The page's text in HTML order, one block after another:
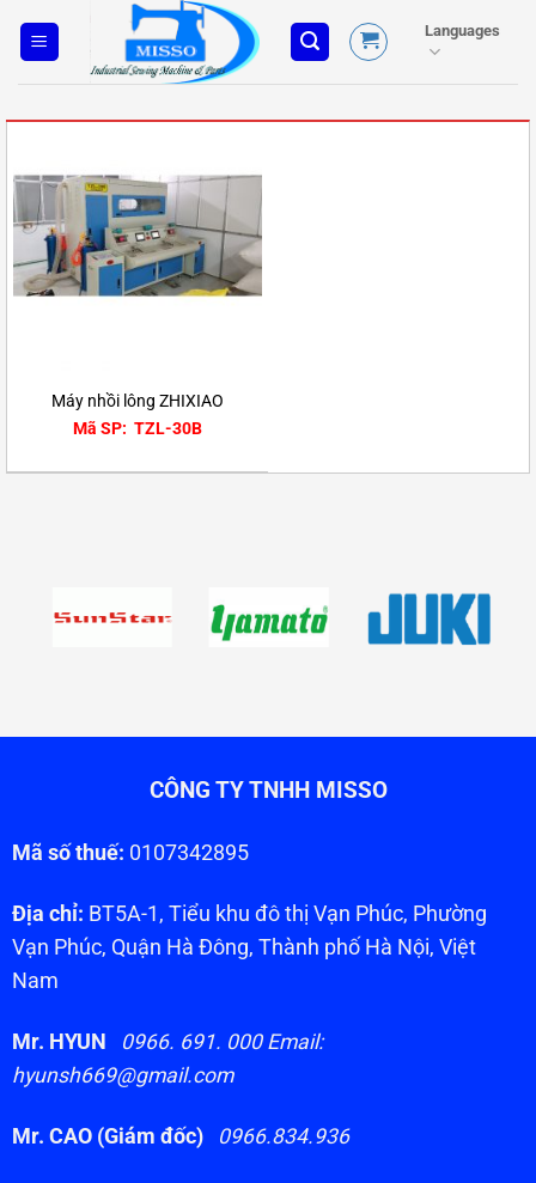
Languages
Máy nhồi lông ZHIXIAO
Mã SP: TZL-30B
CÔNG TY TNHH MISSO
Mã số thuế: 0107342895
Địa chỉ: BT5A-1, Tiểu khu đô thị Vạn Phúc, Phường
Vạn Phúc, Quận Hà Đông, Thành phố Hà Nội, Việt
Nam
Mr. HYUN
0966. 691. 000 Email:
hyunsh669@gmail.com
Mr. CAO (Giám đốc) 0966.834.936